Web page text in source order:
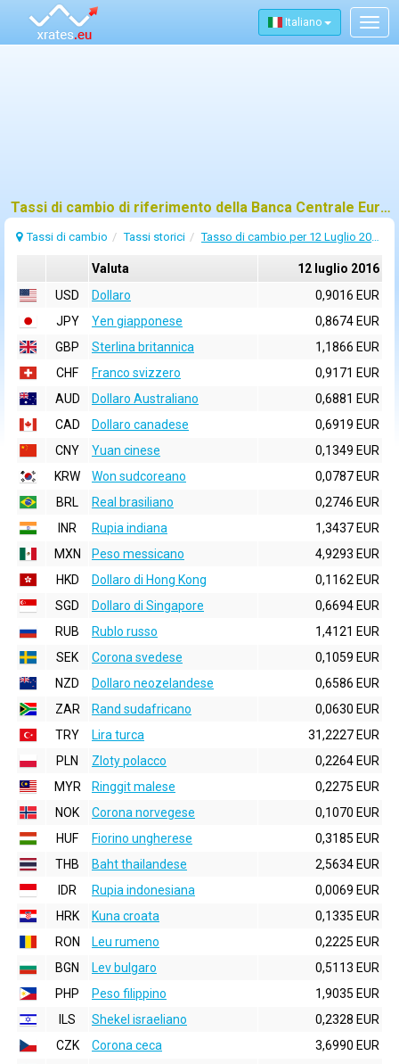
Italiano
Tassi di cambio di riferimento della Banca Centrale Europea (BCE) per 12 luglio 2016
Tassi di cambio Tassi storici Tasso di cambio per 12 Luglio 2016
Valuta
12 luglio 2016
USD
Dollaro
0,9016 EUR
JPY
Yen giapponese
0,8674 EUR
GBP
Sterlina britannica
1,1866 EUR
CHF
Franco svizzero
0,9171 EUR
AUD
Dollaro Australiano
0,6881 EUR
CAD
Dollaro canadese
0,6919 EUR
CNY
Yuan cinese
0,1349 EUR
KRW
Won sudcoreano
0,0787 EUR
BRL
Real brasiliano
0,2746 EUR
INR
Rupia indiana
1,3437 EUR
MXN
Peso messicano
4,9293 EUR
HKD
Dollaro di Hong Kong
0,1162 EUR
SGD
Dollaro di Singapore
0,6694 EUR
RUB
Rublo russo
1,4121 EUR
SEK
Corona svedese
0,1059 EUR
NZD
Dollaro neozelandese
0,6586 EUR
ZAR
Rand sudafricano
0,0630 EUR
TRY
Lira turca
31,2227 EUR
PLN
Zloty polacco
0,2264 EUR
MYR
Ringgit malese
0,2275 EUR
NOK
Corona norvegese
0,1070 EUR
HUF
Fiorino ungherese
0,3185 EUR
THB
Baht thailandese
2,5634 EUR
IDR
Rupia indonesiana
0,0069 EUR
HRK
Kuna croata
0,1335 EUR
RON
Leu rumeno
0,2225 EUR
BGN
Lev bulgaro
0,5113 EUR
PHP
Peso filippino
1,9035 EUR
ILS
Shekel israeliano
0,2328 EUR
CZK
Corona ceca
3,6990 EUR